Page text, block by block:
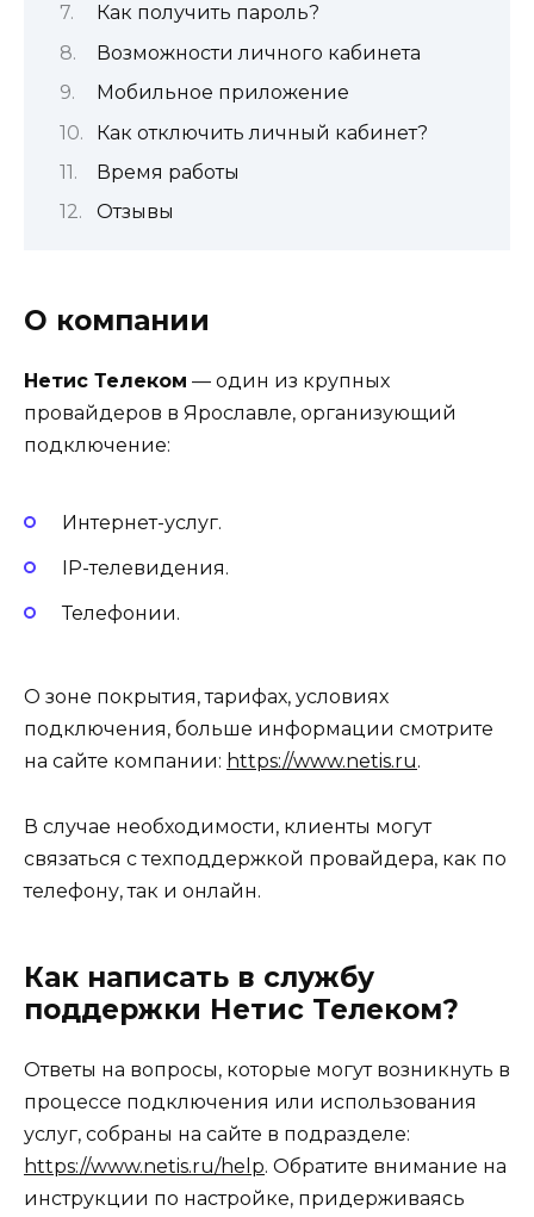
Как получить пароль?
Возможности личного кабинета
Мобильное приложение
Как отключить личный кабинет?
Время работы
Отзывы
О компании
Нетис Телеком — один из крупных
провайдеров в Ярославле, организующий
подключение:
Интернет-услуг.
IP-телевидения.
Телефонии.
О зоне покрытия, тарифах, условиях
подключения, больше информации смотрите
на сайте компании: https://www.netis.ru.
В случае необходимости, клиенты могут
связаться с техподдержкой провайдера, как по
телефону, так и онлайн.
Как написать в службу
поддержки Нетис Телеком?
Ответы на вопросы, которые могут возникнуть в
процессе подключения или использования
услуг, собраны на сайте в подразделе:
https://www.netis.ru/help. Обратите внимание на
инструкции по настройке, придерживаясь